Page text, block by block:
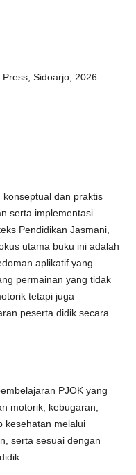
Sidoarjo, 2026
dan praktis
serta implementasi
Pendidikan Jasmani,
utama buku ini adalah
aplikatif yang
permainan yang tidak
tetapi juga
peserta didik secara
PJOK yang
motorik, kebugaran,
kesehatan melalui
serta sesuai dengan